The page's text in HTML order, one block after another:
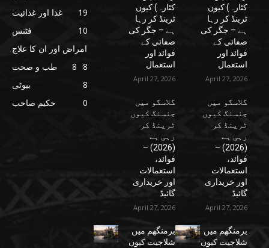
کٹارہ) کیوں
ٹرینڈ کر رہا
ہے – جگر کی
صفائی کے
فوائد اور
استعمال
April 27, 2026
گلاسگو میں
جنسنگ کیوں
ٹرینڈ کر
رہی ہے
(2026) –
فوائد،
استعمالات
اور خریداری
گائیڈ
April 27, 2026
برمنگھم میں
شلاجیت کیوں
کٹارہ) کیوں
ٹرینڈ کر رہا
ہے – جگر کی
صفائی کے
فوائد اور
استعمال
April 27, 2026
گلاسگو میں
جنسنگ کیوں
ٹرینڈ کر
رہی ہے
(2026) –
فوائد،
استعمالات
اور خریداری
گائیڈ
April 27, 2026
برمنگھم میں
شلاجیت کیوں
غذا اور غذائیت
19
فٹنس
10
امراض اور ان کا علاج
8
طب و صحت
8
بیوٹی
8
حکیم صاحب
0